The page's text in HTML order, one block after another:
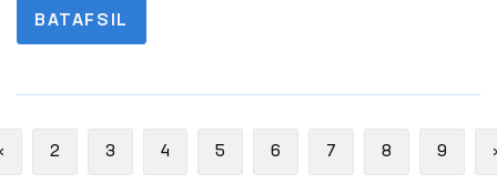
BATAFSIL
Previous
2 3 4 5 6 7 8 9